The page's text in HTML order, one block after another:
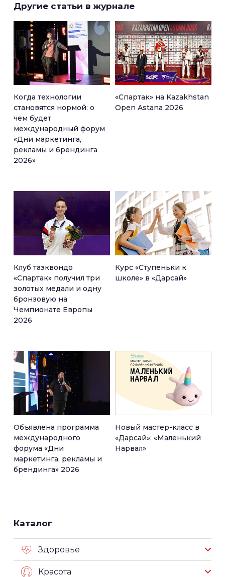
Другие статьи в журнале
Когда технологии
становятся нормой: о
чем будет
международный форум
«Дни маркетинга,
рекламы и брендинга
2026»
«Спартак» на Kazakhstan
Open Astana 2026
Клуб таэквондо
«Спартак» получил три
золотых медали и одну
бронзовую на
Чемпионате Европы
2026
Курс «Ступеньки к
школе» в «Дарсай»
Объявлена программа
международного
форума «Дни
маркетинга, рекламы и
брендинга» 2026
Новый мастер-класс в
«Дарсай»: «Маленький
Нарвал»
Каталог
Здоровье
Красота